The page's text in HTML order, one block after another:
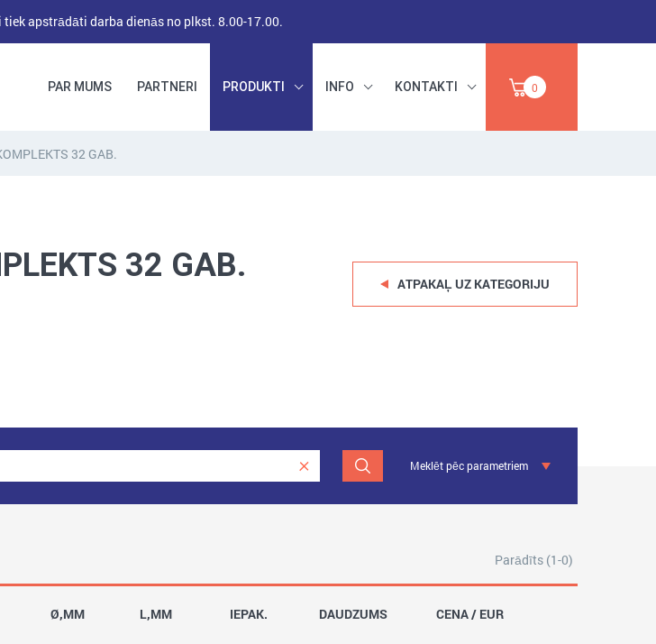
apstrādāti darba dienās no plkst. 8.00-17.00.
PAR MUMS PARTNERI PRODUKTI INFO KONTAKTI 0
32 GAB.
32 GAB.
ATPAKAĻ UZ KATEGORIJU
Meklēt pēc parametriem
Parādīts (1-0)
Ø,MM L,MM IEPAK. DAUDZUMS CENA / EUR